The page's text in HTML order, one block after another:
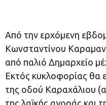
Από την ερχόμενη
Κωνσταντίνου
από παλιό Δημαρχείο
Εκτός κυκλοφορίας θα
της οδού Καραχάλιου
της λαϊκής αγοράς και